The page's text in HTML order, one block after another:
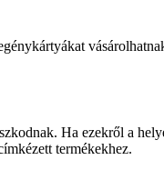
Ha ezekről a
termékekhez.